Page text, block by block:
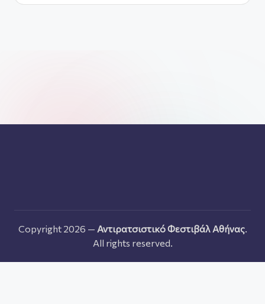
Copyright 2026 — Αντιρατσιστικό Φεστιβάλ Αθήνας.
All rights reserved.